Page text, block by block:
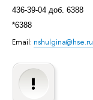
436-39-04 доб. 6388
*6388
Email: nshulgina@hse.ru